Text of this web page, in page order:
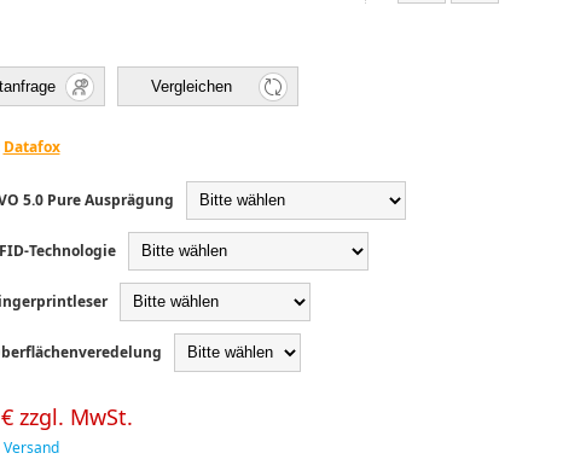
Vergleichen
Datafox
5.0 Pure Ausprägung
Technologie
zzgl. MwSt.
Versand